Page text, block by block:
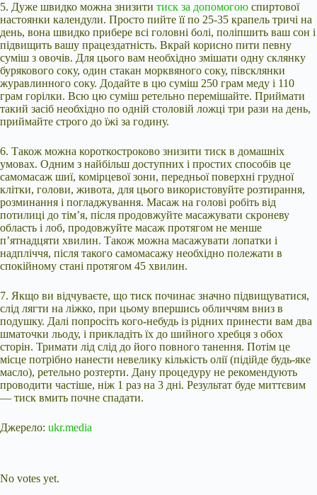
5. Дуже швидко можна знизити тиск за допомогою спиртової
настоянки календули. Просто пийте її по 25-35 крапель тричі на
день, вона швидко прибере всі головні болі, поліпшить ваш сон і
підвищить вашу працездатність. Вкрай корисно пити певну
суміш з овочів. Для цього вам необхідно змішати одну склянку
бурякового соку, один стакан морквяного соку, півсклянки
журавлинного соку. Додайте в цю суміш 250 грам меду і 110
грам горілки. Всю цю суміш ретельно перемішайте. Приймати
такий засіб необхідно по одній столовій ложці три рази на день,
приймайте строго до їжі за годину.
6. Також можна короткостроково знизити тиск в домашніх
умовах. Одним з найбільш доступних і простих способів це
самомасаж шиї, комірцевої зони, передньої поверхні грудної
клітки, голови, живота, для цього використовуйте розтирання,
розминання і погладжування. Масаж на голові робіть від
потилиці до тім’я, після продовжуйте масажувати скроневу
область і лоб, продовжуйте масаж протягом не менше
п’ятнадцяти хвилин. Також можна масажувати лопатки і
надпліччя, після такого самомасажу необхідно полежати в
спокійному стані протягом 45 хвилин.
7. Якщо ви відчуваєте, що тиск починає значно підвищуватися,
слід лягти на ліжко, при цьому впершись обличчям вниз в
подушку. Далі попросіть кого-небудь із рідних принести вам два
шматочки льоду, і прикладіть їх до шийного хребця з обох
сторін. Тримати лід слід до його повного танення. Потім це
місце потрібно нанести невелику кількість олії (підійде будь-яке
масло), ретельно розтерти. Дану процедуру не рекомендують
проводити частіше, ніж 1 раз на 3 дні. Результат буде миттєвим
— тиск вмить почне спадати.
Джерело: ukr.media
No votes yet.